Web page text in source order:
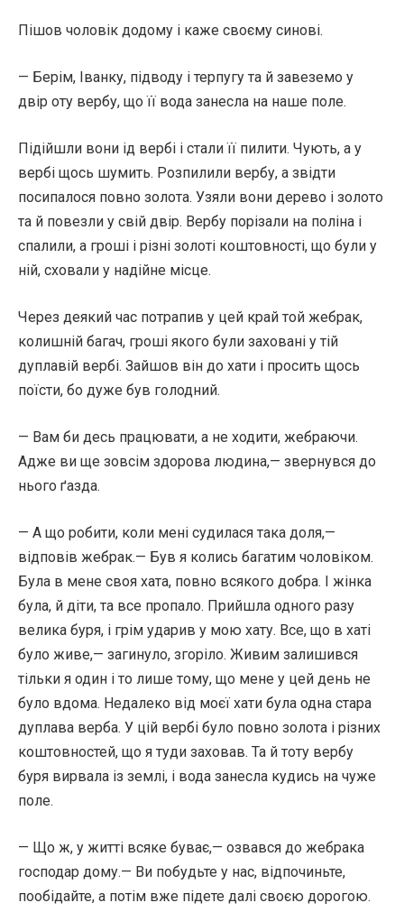
Пішов чоловік додому і каже своєму синові.
— Берім, Іванку, підводу і терпугу та й завеземо у
двір оту вербу, що її вода занесла на наше поле.
Підійшли вони ід вербі і стали її пилити. Чують, а у
вербі щось шумить. Розпилили вербу, а звідти
посипалося повно золота. Узяли вони дерево і золото
та й повезли у свій двір. Вербу порізали на поліна і
спалили, а гроші і різні золоті коштовності, що були у
ній, сховали у надійне місце.
Через деякий час потрапив у цей край той жебрак,
колишній багач, гроші якого були заховані у тій
дуплавій вербі. Зайшов він до хати і просить щось
поїсти, бо дуже був голодний.
— Вам би десь працювати, а не ходити, жебраючи.
Адже ви ще зовсім здорова людина,— звернувся до
нього ґазда.
— А що робити, коли мені судилася така доля,—
відповів жебрак.— Був я колись багатим чоловіком.
Була в мене своя хата, повно всякого добра. І жінка
була, й діти, та все пропало. Прийшла одного разу
велика буря, і грім ударив у мою хату. Все, що в хаті
було живе,— загинуло, згоріло. Живим залишився
тільки я один і то лише тому, що мене у цей день не
було вдома. Недалеко від моєї хати була одна стара
дуплава верба. У цій вербі було повно золота і різних
коштовностей, що я туди заховав. Та й тоту вербу
буря вирвала із землі, і вода занесла кудись на чуже
поле.
— Що ж, у житті всяке буває,— озвався до жебрака
господар дому.— Ви побудьте у нас, відпочиньте,
пообідайте, а потім вже підете далі своєю дорогою.